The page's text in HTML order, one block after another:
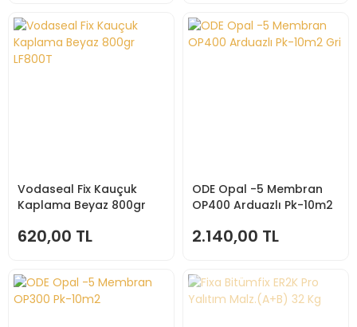
Vodaseal Fix Kauçuk
Kaplama Beyaz 800gr
620,00 TL
ODE Opal -5 Membran
OP400 Arduazlı Pk-10m2
2.140,00 TL